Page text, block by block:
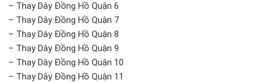
– Thay Dây Đồng Hồ Quận 6
– Thay Dây Đồng Hồ Quận 7
– Thay Dây Đồng Hồ Quận 8
– Thay Dây Đồng Hồ Quận 9
– Thay Dây Đồng Hồ Quận 10
– Thay Dây Đồng Hồ Quận 11